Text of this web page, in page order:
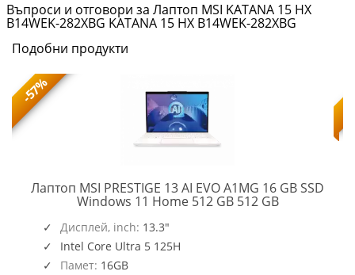
Въпроси и отговори за Лаптоп MSI KATANA 15 HX
B14WEK-282XBG KATANA 15 HX B14WEK-282XBG
Подобни продукти
-57%
Лаптоп MSI PRESTIGE 13 AI EVO A1MG 16 GB SSD
Windows 11 Home 512 GB 512 GBPRESTIGE
Дисплей, inch: 13.3"
Intel Core Ultra 5 125H
Памет: 16GB